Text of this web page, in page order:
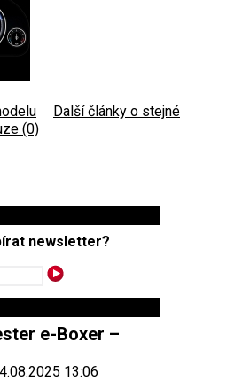
Další články o stejné
(0)
newsletter?
e-Boxer –
13:06